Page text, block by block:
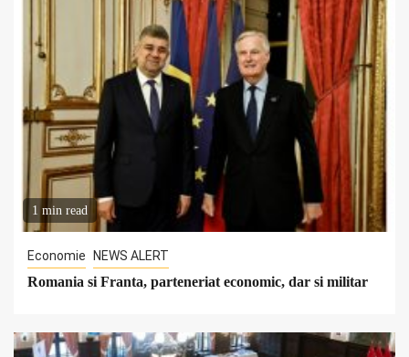
1 min read
Economie NEWS ALERT
Romania si Franta, parteneriat economic, dar si militar